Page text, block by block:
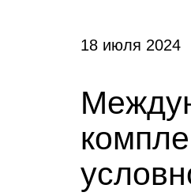
18 июля 2024